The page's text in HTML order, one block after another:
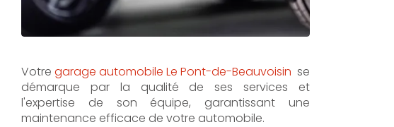
Votre garage automobile Le Pont-de-Beauvoisin se
démarque par la qualité de ses services et
l'expertise de son équipe, garantissant une
maintenance efficace de votre automobile.